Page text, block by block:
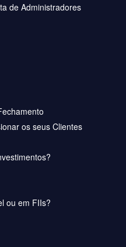
de Administradores
os seus Clientes
ou em FIIs?